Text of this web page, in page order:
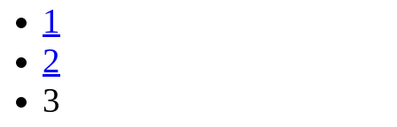
1
2
3